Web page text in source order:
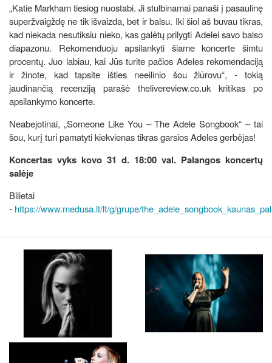
„Katie Markham tiesiog nuostabi. Ji stulbinamai panaši į pasaulinę
superžvaigždę ne tik išvaizda, bet ir balsu. Iki šiol aš buvau tikras,
kad niekada nesutiksiu nieko, kas galėtų prilygti Adelei savo balso
diapazonu. Rekomenduoju apsilankyti šiame koncerte šimtu
procentų. Juo labiau, kai Jūs turite pačios Adeles rekomendaciją
ir žinote, kad tapsite išties neeilinio šou žiūrovu“, - tokią
jaudinančią recenziją parašė thelivereview.co.uk kritikas po
apsilankymo koncerte.
Neabejotinai, „Someone Like You – The Adele Songbook“ – tai
šou, kurį turi pamatyti kiekvienas tikras garsios Adeles gerbėjas!
Koncertas vyks kovo 31 d. 18:00 val. Palangos koncertų
salėje
Bilietai
- https://www.medusa.lt/lt/g/grupe/